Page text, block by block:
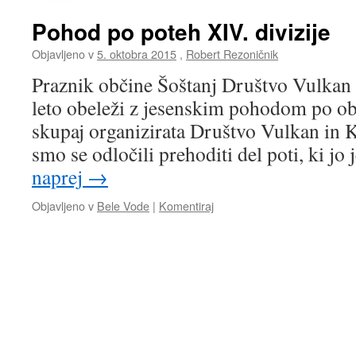
Pohod po poteh XIV. divizije
Objavljeno v5. oktobra 2015 , Robert Rezoničnik
Praznik občine Šoštanj Društvo
leto obeleži z jesenskim pohodom po
skupaj organizirata Društvo Vulkan in
smo se odločili prehoditi del poti, ki
naprej →
Objavljeno v Bele Vode | Komentiraj